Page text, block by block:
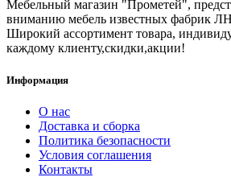
Мебельный магазин "Прометей",
вниманию мебель известных фабрик
Широкий ассортимент товара,
каждому клиенту,скидки,акции!
Информация
О нас
Доставка и сборка
Политика безопасности
Условия соглашения
Контакты